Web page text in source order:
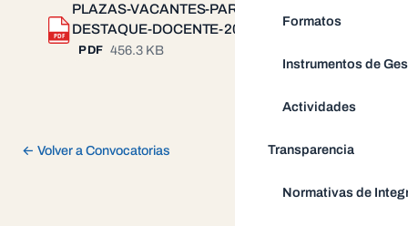
Formatos
Instrumentos de
Actividades
Transparencia
Normativas de
PDF
PLAZAS-VACANTES-PARA-
DESTAQUE-DOCENTE-2026.pdf
PDF 456.3 KB
Descargar
← Volver a Convocatorias